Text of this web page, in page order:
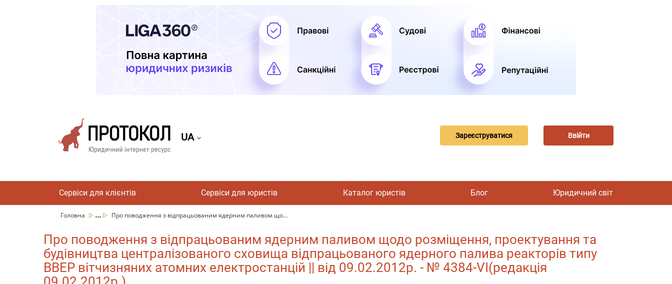
UA Зареєструватися Ввійти
Сервіси для клієнтів Сервіси для юристів Каталог юристів Блог Юридичний світ
Головна ... Про поводження з відпрацьованим ядерним паливом що...
Про поводження з відпрацьованим ядерним паливом щодо розміщення, проектування та
будівництва централізованого сховища відпрацьованого ядерного палива реакторів типу
ВВЕР вітчизняних атомних електростанцій || від 09.02.2012р. - № 4384-VI(редакція